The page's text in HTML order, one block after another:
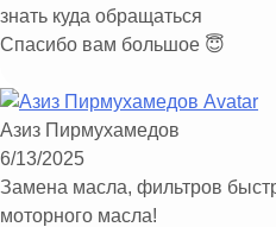
знать куда обращаться
Спасибо вам большое 😇
Азиз Пирмухамедов
6/13/2025
Замена масла, фильтров
моторного масла!